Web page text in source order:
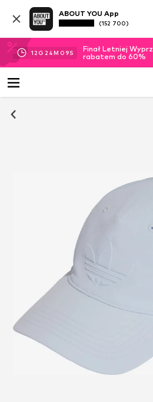
ABOUT YOU App
(152 700)
12 G 24M 08S
Finał Letniej
rabatem do 60%